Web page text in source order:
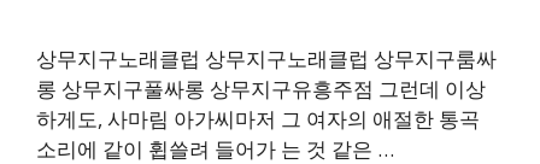
상무지구노래클럽 상무지구노래클럽 상무지구룸싸
롱 상무지구풀싸롱 상무지구유흥주점 그런데 이상
하게도, 사마림 아가씨마저 그 여자의 애절한 통곡
소리에 같이 휩쓸려 들어가 는 것 같은 …